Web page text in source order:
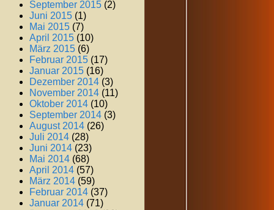
September 2015 (2)
Juni 2015 (1)
Mai 2015 (7)
April 2015 (10)
März 2015 (6)
Februar 2015 (17)
Januar 2015 (16)
Dezember 2014 (3)
November 2014 (11)
Oktober 2014 (10)
September 2014 (3)
August 2014 (26)
Juli 2014 (28)
Juni 2014 (23)
Mai 2014 (68)
April 2014 (57)
März 2014 (59)
Februar 2014 (37)
Januar 2014 (71)